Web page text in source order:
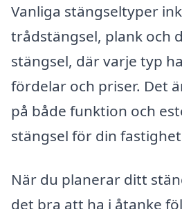
Vanliga stängseltyper
trådstängsel, plank och
stängsel, där varje typ
fördelar och priser. Det
på både funktion och
stängsel för din
När du planerar ditt
det bra att ha i åtanke